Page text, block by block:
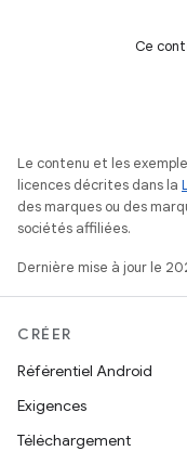
Ce
Le contenu et les
licences décrites dans la
des marques ou des
sociétés affiliées.
Dernière mise à jour le
CRÉER
Référentiel Android
Exigences
Téléchargement